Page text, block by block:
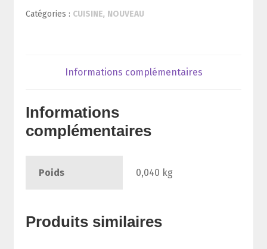
tissu
Catégories : CUISINE, NOUVEAU
Informations complémentaires
Informations
complémentaires
Poids 0,040 kg
Produits similaires